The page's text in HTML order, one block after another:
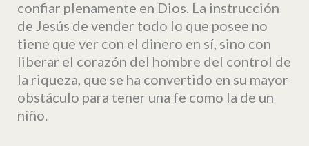
confiar plenamente en Dios. La instrucción
de Jesús de vender todo lo que posee no
tiene que ver con el dinero en sí, sino con
liberar el corazón del hombre del control de
la riqueza, que se ha convertido en su mayor
obstáculo para tener una fe como la de un
niño.